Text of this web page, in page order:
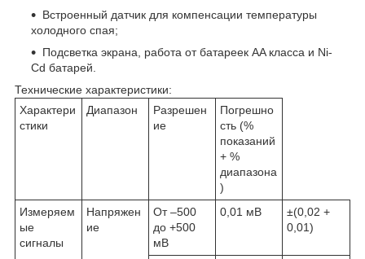
Встроенный датчик для компенсации температуры
холодного спая;
Подсветка экрана, работа от батареек AA класса и Ni-
Cd батарей.
Технические характеристики:
Характери
стики
Диапазон
Разрешен
ие
Погрешно
сть (%
показаний
+ %
диапазона
)
Измеряем
ые
сигналы
Напряжен
ие
От –500
до +500
мВ
0,01 мВ
±(0,02 +
0,01)